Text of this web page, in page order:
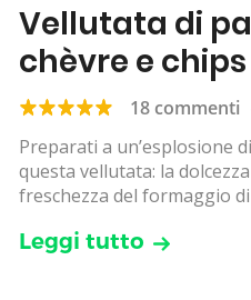
Vellutata di
chèvre e
18 commenti
Preparati a un’esplosione
questa vellutata: la
freschezza del formaggio di
Leggi tutto